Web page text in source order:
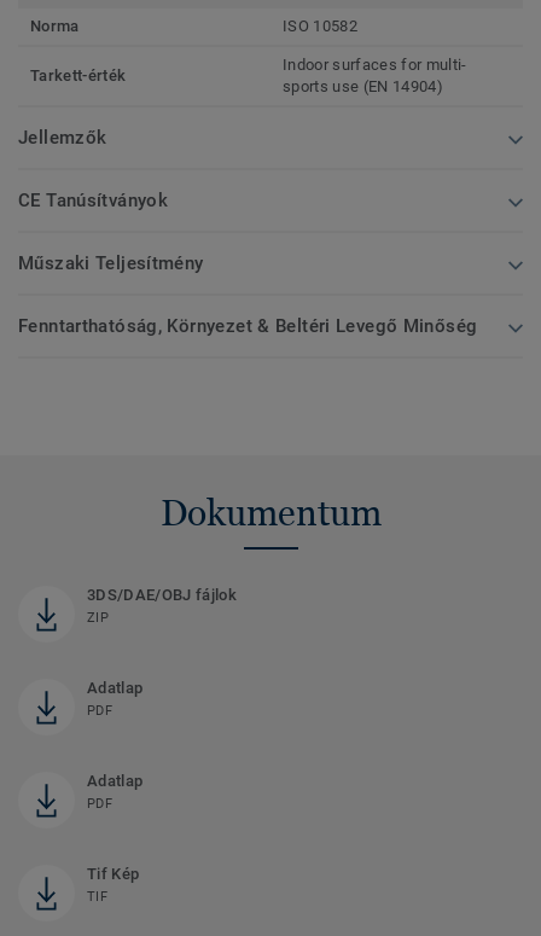
Norma
ISO 10582
Tarkett-érték
Indoor surfaces for multi-
sports use (EN 14904)
Jellemzők
CE Tanúsítványok
Műszaki Teljesítmény
Fenntarthatóság, Környezet & Beltéri Levegő Minőség
Dokumentum
3DS/DAE/OBJ fájlok
ZIP
Adatlap
PDF
Adatlap
PDF
Tif Kép
TIF